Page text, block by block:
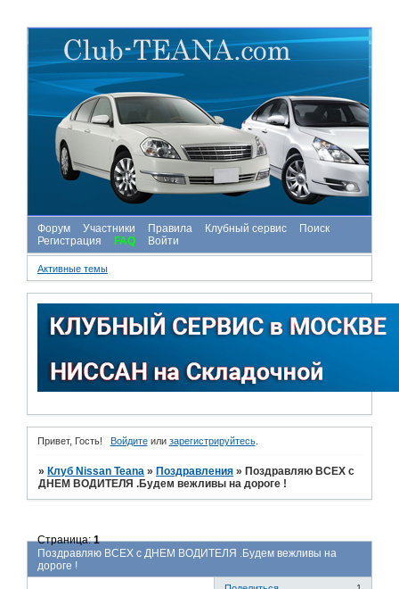
Форум Участники Правила Клубный сервис
Поиск
Регистрация
FAQ Войти
Активные темы
Привет, Гость! Войдитеили зарегистрируйтесь.
» Клуб Nissan Teana » Поздравления » Поздравляю ВСЕХ с
ДНЕМ ВОДИТЕЛЯ .Будем вежливы на дороге !
Поздравляю ВСЕХ с ДНЕМ ВОДИТЕЛЯ .Будем вежливы на
дороге !
Страница:1